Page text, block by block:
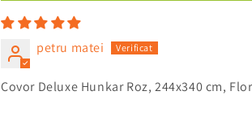
petru matei
Covor Deluxe Hunkar Roz, 244x340 cm,